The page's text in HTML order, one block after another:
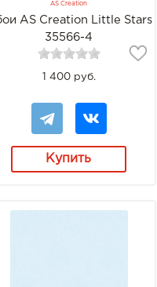
AS Creation
AS Creation Little Stars
35566-4
1 400 руб.
Купить